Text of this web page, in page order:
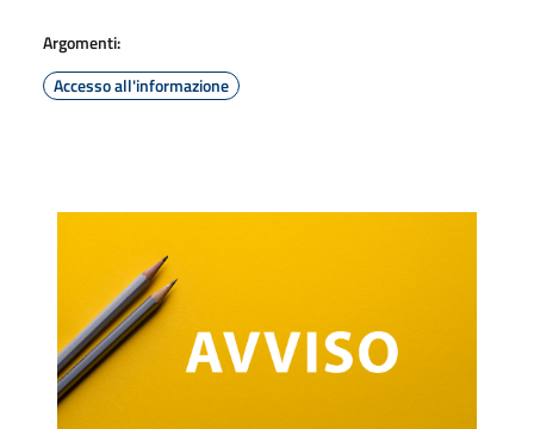
Argomenti:
Accesso all'informazione